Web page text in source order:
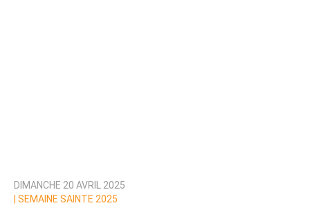
Prévenez-moi de tous les nouveaux commentaires
DIMANCHE 20 AVRIL 2025
SEMAINE SAINTE 2025